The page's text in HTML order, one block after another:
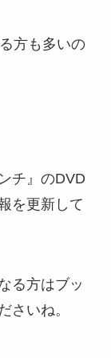
方も多いの
チ』のDVD
を更新して
る方はブッ
さいね。